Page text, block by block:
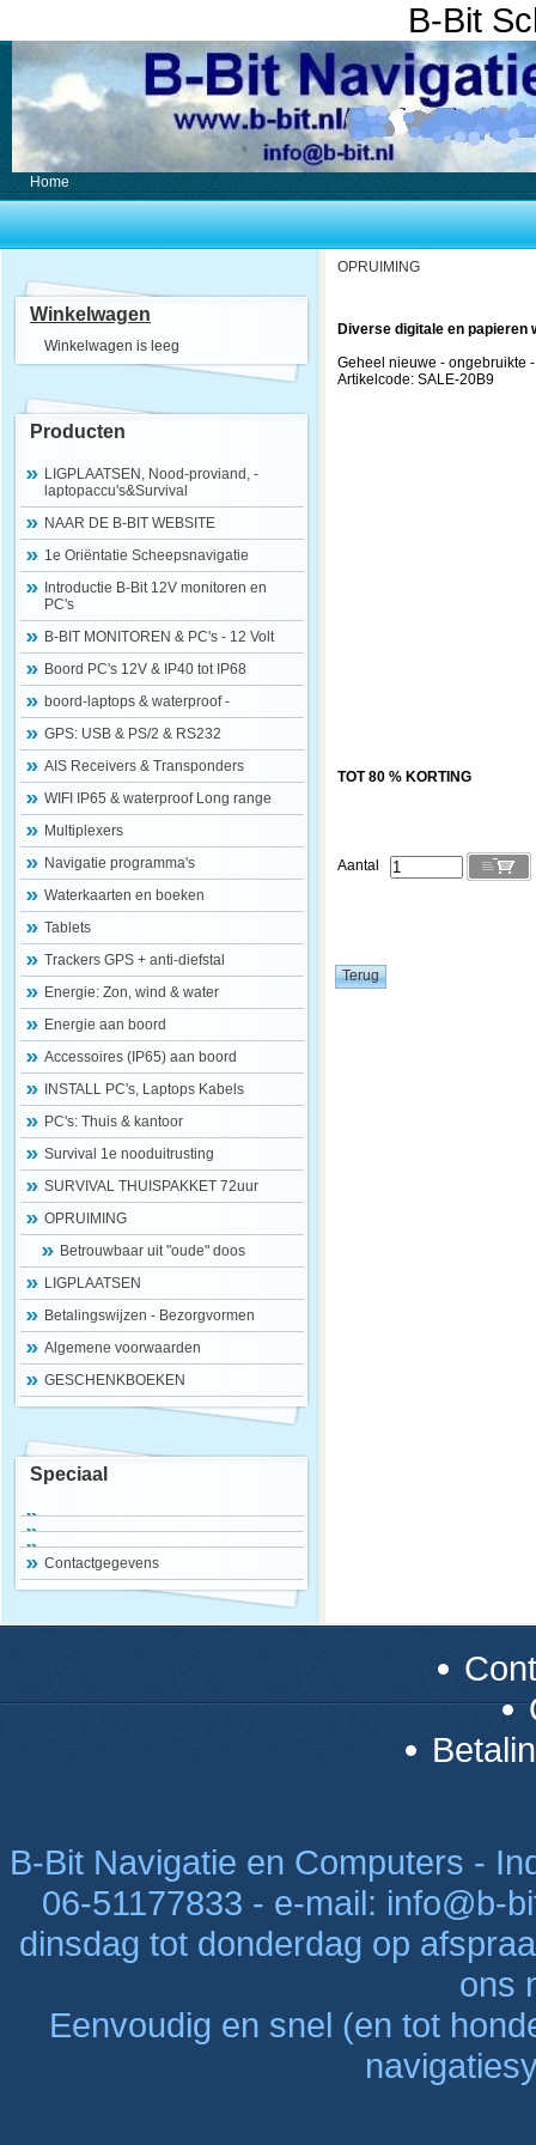
B-Bit
Home
Winkelwagen
Winkelwagen is leeg
Producten
LIGPLAATSEN, Nood-proviand, -
laptopaccu's&Survival
NAAR DE B-BIT WEBSITE
1e Oriëntatie Scheepsnavigatie
Introductie B-Bit 12V monitoren en
PC's
B-BIT MONITOREN & PC's - 12 Volt
Boord PC's 12V & IP40 tot IP68
boord-laptops & waterproof -
GPS: USB & PS/2 & RS232
AIS Receivers & Transponders
WIFI IP65 & waterproof Long range
Multiplexers
Navigatie programma's
Waterkaarten en boeken
Tablets
Trackers GPS + anti-diefstal
Energie: Zon, wind & water
Energie aan boord
Accessoires (IP65) aan boord
INSTALL PC's, Laptops Kabels
PC's: Thuis & kantoor
Survival 1e nooduitrusting
SURVIVAL THUISPAKKET 72uur
OPRUIMING
Betrouwbaar uit "oude" doos
LIGPLAATSEN
Betalingswijzen - Bezorgvormen
Algemene voorwaarden
GESCHENKBOEKEN
Speciaal
Contactgegevens
OPRUIMING
Diverse digitale en papieren
Geheel nieuwe - ongebruikte
Artikelcode: SALE-20B9
TOT 80 % KORTING
Aantal
B-Bit Navigatie en Computers -
06-51177833 - e-mail: info@b-
dinsdag tot donderdag op
ons
Eenvoudig en snel (en tot